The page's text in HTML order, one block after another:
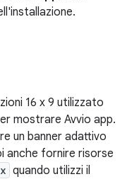
16 x 9 utilizzato
mostrare Avvio app.
un banner adattivo
anche fornire risorse
quando utilizzi il